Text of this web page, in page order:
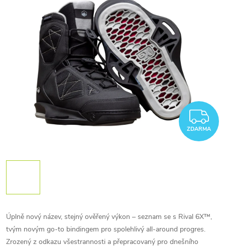
ZDARMA
Úplně nový název, stejný ověřený výkon – seznam se s Rival 6X™,
tvým novým go-to bindingem pro spolehlivý all-around progres.
Zrozený z odkazu všestrannosti a přepracovaný pro dnešního